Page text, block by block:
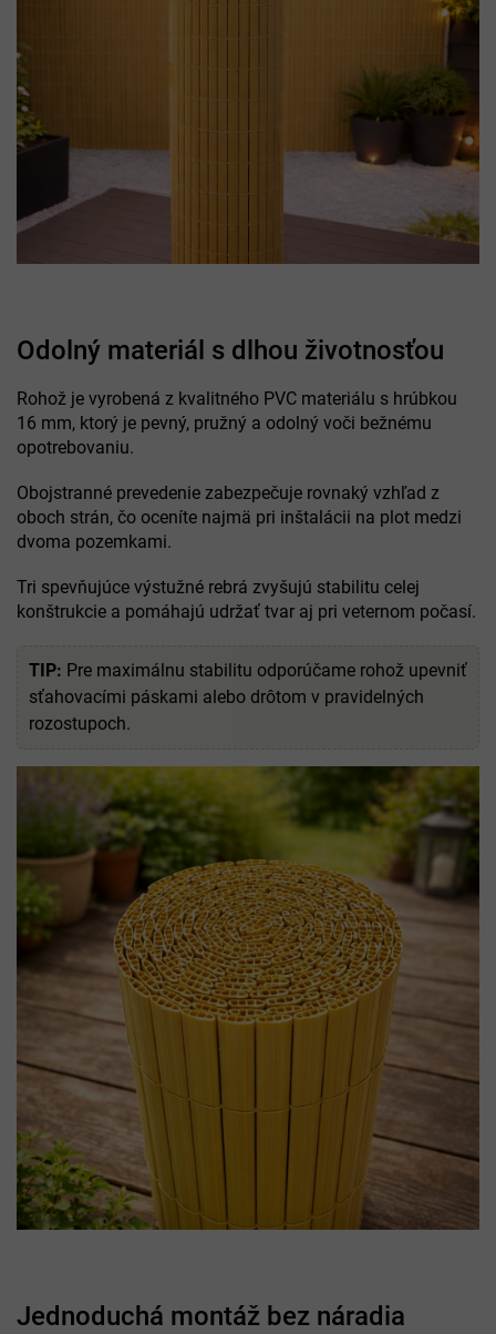
Odolný materiál s dlhou životnosťou
Rohož je vyrobená z kvalitného PVC materiálu s hrúbkou
16 mm, ktorý je pevný, pružný a odolný voči bežnému
opotrebovaniu.
Obojstranné prevedenie zabezpečuje rovnaký vzhľad z
oboch strán, čo oceníte najmä pri inštalácii na plot medzi
dvoma pozemkami.
Tri spevňujúce výstužné rebrá zvyšujú stabilitu celej
konštrukcie a pomáhajú udržať tvar aj pri veternom počasí.
TIP: Pre maximálnu stabilitu odporúčame rohož upevniť
sťahovacími páskami alebo drôtom v pravidelných
rozostupoch.
Jednoduchá montáž bez náradia